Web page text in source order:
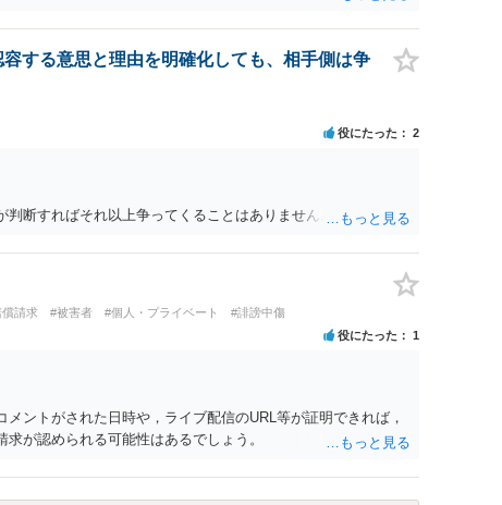
する意思と理由を明確化しても、相手側は争
役にたった 2
断すればそれ以上争ってくることはありません。
請求 #被害者 #個人・プライベート #誹謗中傷
役にたった 1
ントがされた日時や，ライブ配信のURL等が証明できれば，
が認められる可能性はあるでしょう。